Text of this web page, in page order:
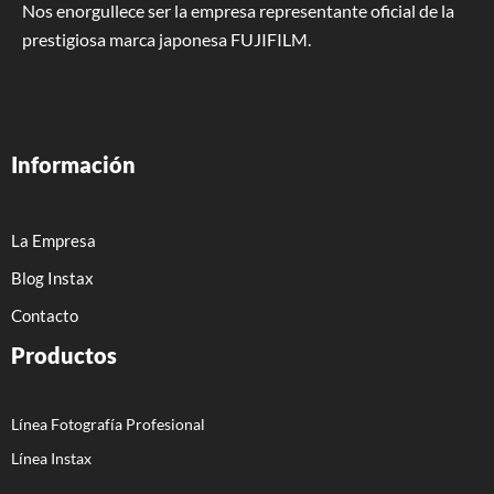
Nos enorgullece ser la empresa representante oficial de la
prestigiosa marca japonesa FUJIFILM.
Información
La Empresa
Blog Instax
Contacto
Productos
Línea Fotografía Profesional
Línea Instax